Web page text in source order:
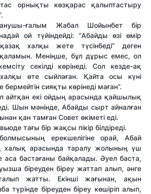
орнықты көзқарас қалыптастыру
ғалым Жабал Шойынбет бір
ой түйіндейді: “Абайды өзі өмір
халқы жете түсінбеді” деген
қаламын. Меніңше, бұл дұрыс емес, ол
секілді көрінеді. Сол кезде-ақ
өте сыйлаған. Қайта осы күні
сияқты көрінеді маған”.
айтқан екі ойдың арасында қайшылық
Шын мәнінде, Абайды сырт айналған
қан тамған Совет өкіметі еді.
тағы бір жақсы пікір білдіреді.
ерекшелігіне орай, Абай
халық арасында таралу жолының үш
аса бастағаны байқалады. Әуел баста,
біреуден біреу жаттап алып, әнге
жатты. Екінші жағынан, ақын
түрінде біреуден біреу көшіріп алып,